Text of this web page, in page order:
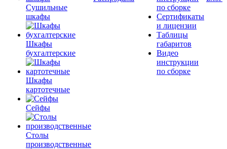
Сушильные
шкафы
Шкафы
бухгалтерские
Шкафы
картотечные
Сейфы
Столы
производственные
по сборке
Сертификаты
и лицензии
Таблицы
габаритов
Видео
инструкции
по сборке